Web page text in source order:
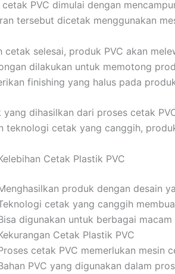
cetak PVC dimulai dengan
tersebut dicetak menggunakan
cetak selesai, produk PVC akan
dilakukan untuk memotong
finishing yang halus pada
yang dihasilkan dari proses cetak
teknologi cetak yang canggih,
Cetak Plastik PVC
produk dengan desain
cetak yang canggih
digunakan untuk berbagai
Cetak Plastik PVC
cetak PVC memerlukan mesin
PVC yang digunakan dalam